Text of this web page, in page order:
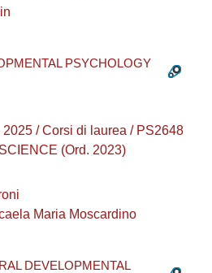
PSYCHOLOGY
2025 / Corsi di laurea / PS2648
(Ord. 2023)
Maria Moscardino
DEVELOPMENTAL